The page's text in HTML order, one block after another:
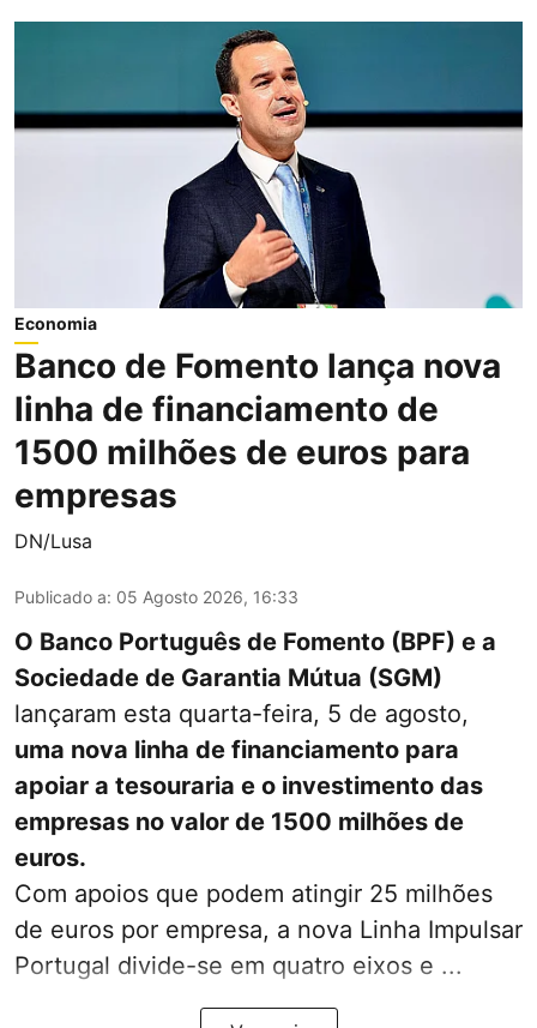
Economia
Banco de Fomento lança nova
linha de financiamento de
1500 milhões de euros para
empresas
DN/Lusa
Publicado a: 05 Agosto 2026, 16:33
O Banco Português de Fomento (BPF) e a
Sociedade de Garantia Mútua (SGM)
lançaram esta quarta-feira, 5 de agosto,
uma nova linha de financiamento para
apoiar a tesouraria e o investimento das
empresas no valor de 1500 milhões de
euros.
Com apoios que podem atingir 25 milhões
de euros por empresa, a nova Linha Impulsar
Portugal divide-se em quatro eixos e ...